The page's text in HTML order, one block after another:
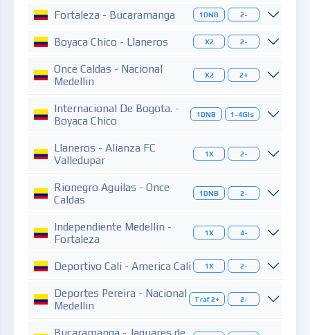
Fortaleza - Bucaramanga 1DNB 2-
Boyaca Chico - Llaneros X2 2-
Once Caldas - Nacional
Medellin
X2 2+
Internacional De Bogota. -
Boyaca Chico
1DNB 1-4Gls
Llaneros - Alianza FC
Valledupar
1X 2-
Rionegro Aguilas - Once
Caldas
1DNB 2-
Independiente Medellin -
Fortaleza
1X 4-
Deportivo Cali - America Cali 1X 2-
Deportes Pereira - Nacional
Medellin
Traf 2+ 2-
Bucaramanga - Jaguares de